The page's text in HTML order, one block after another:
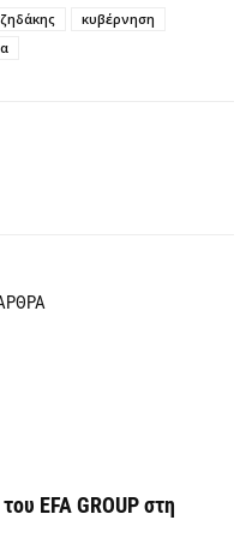
κυβέρνηση
EFA GROUP στη